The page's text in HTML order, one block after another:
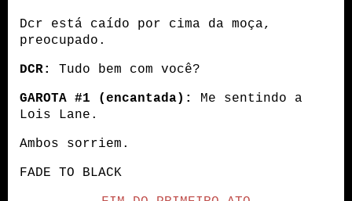
Dcr está caído por cima da moça,
preocupado.
DCR: Tudo bem com você?
GAROTA #1 (encantada):
Me sentindo a
Lois Lane.
Ambos sorriem.
FADE TO BLACK